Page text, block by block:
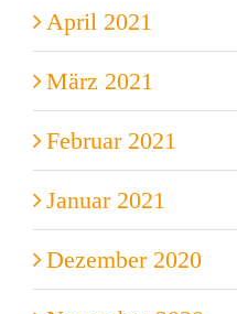
April 2021
März 2021
Februar 2021
Januar 2021
Dezember 2020